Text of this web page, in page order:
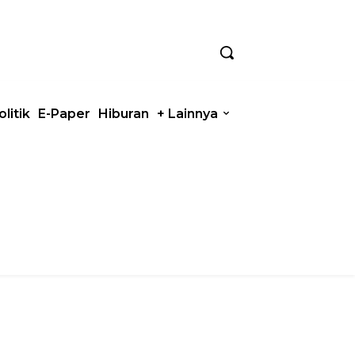
E-Paper Hiburan + Lainnya